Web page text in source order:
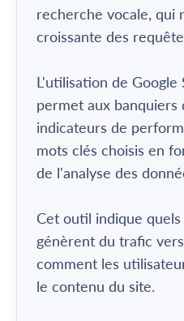
recherche vocale, qui
croissante des
L'utilisation de Google
permet aux
indicateurs de
mots clés choisis en
de l'analyse des
Cet outil indique
génèrent du trafic
comment les
le contenu du site.